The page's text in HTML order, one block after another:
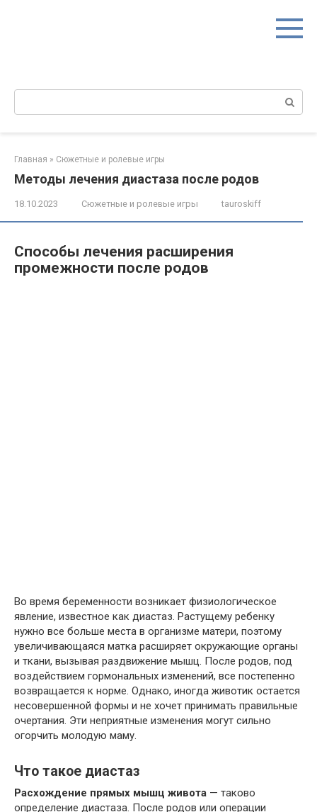
Поиск:
Главная » Сюжетные и ролевые игры
Методы лечения диастаза после родов
18.10.2023 Сюжетные и ролевые игры tauroskiff
Способы лечения расширения
промежности после родов
Во время беременности возникает физиологическое
явление, известное как диастаз. Растущему ребенку
нужно все больше места в организме матери, поэтому
увеличивающаяся матка расширяет окружающие органы
и ткани, вызывая раздвижение мышц. После родов, под
воздействием гормональных изменений, все постепенно
возвращается к норме. Однако, иногда животик остается
несовершенной формы и не хочет принимать правильные
очертания. Эти неприятные изменения могут сильно
огорчить молодую маму.
Что такое диастаз
Расхождение прямых мышц живота — таково
определение диастаза. После родов или операции